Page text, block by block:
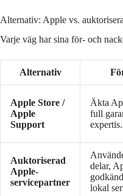
Alternativ: Apple vs.
Varje väg har sina för- och
Alternativ
Apple Store /
Apple
Support
Äkta
full
expertis.
Auktoriserad
Apple-
servicepartner
delar,
lokal